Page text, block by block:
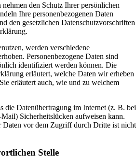
den Schutz Ihrer persönlichen
Ihre personenbezogenen Daten
den gesetzlichen Datenschutzvorschriften
werden verschiedene
Personenbezogene Daten sind
identifiziert werden können. Die
erläutert, welche Daten wir erheben
erläutert auch, wie und zu welchem
die Datenübertragung im Internet (z. B. bei
Sicherheitslücken aufweisen kann.
Daten vor dem Zugriff durch Dritte ist nicht
Stelle